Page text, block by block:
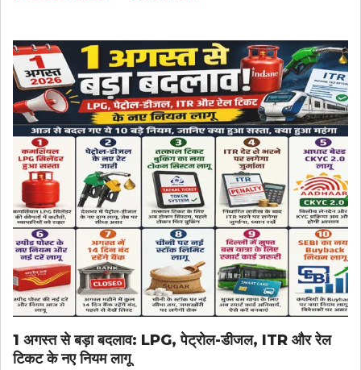
1 अगस्त से बड़ा बदलाव: LPG, पेट्रोल-डीजल, ITR और रेल
टिकट के नए नियम लागू